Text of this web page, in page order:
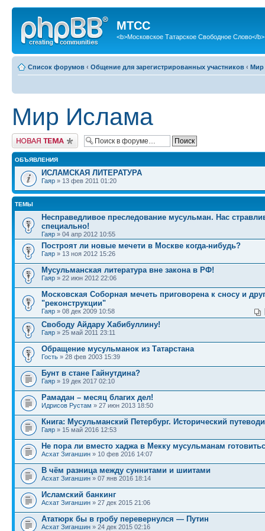
МТСС
<b>Московское Татарское Свободное Слово</b>
Список форумов ‹ Общение для зарегистрированных участников ‹ Мир
Мир Ислама
Новая тема
ОБЪЯВЛЕНИЯ
ИСЛАМСКАЯ ЛИТЕРАТУРА
Гаяр » 13 фев 2011 01:20
ТЕМЫ
Несправедливое преследование мусульман. Нас
специально!
Гаяр » 04 апр 2012 10:55
Построят ли новые мечети в Москве когда-нибудь?
Гаяр » 13 ноя 2012 15:26
Мусульманская литература вне закона в РФ!
Гаяр » 22 июн 2012 22:06
Московская Соборная мечеть приговорена к сносу и
"реконструкции"
Гаяр » 08 дек 2009 10:58
Свободу Айдару Хабибуллину!
Гаяр » 25 май 2011 23:11
Обращение мусульманок из Татарстана
Гость » 28 фев 2003 15:39
Бунт в стане Гайнутдина?
Гаяр » 19 дек 2017 02:10
Рамадан – месяц благих дел!
Идрисов Рустам » 27 июн 2013 18:50
Книга: Мусульманский Петербург. Исторический
Гаяр » 15 май 2016 12:53
Не пора ли вместо хаджа в Мекку мусульманам
Асхат Зиганшин » 10 фев 2016 14:07
В чём разница между суннитами и шиитами
Асхат Зиганшин » 07 янв 2016 18:14
Исламский банкинг
Асхат Зиганшин » 27 дек 2015 21:06
Ататюрк бы в гробу перевернулся — Путин
Асхат Зиганшин » 24 дек 2015 02:16